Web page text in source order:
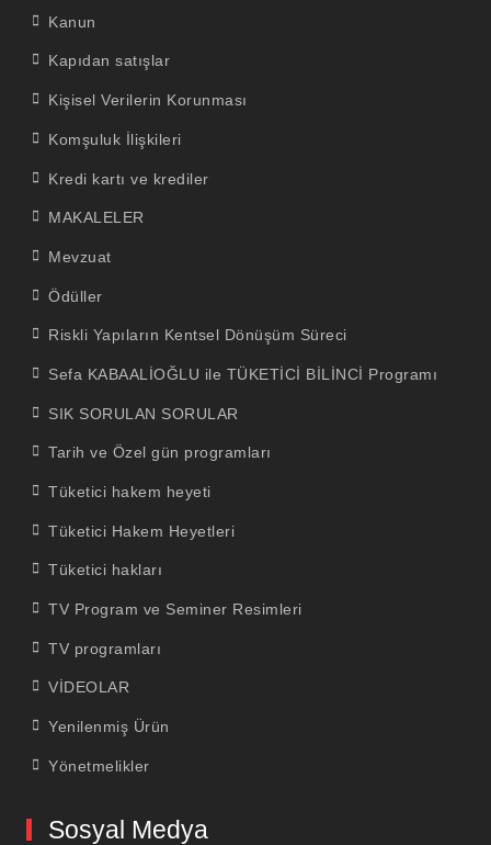
Kanun
Kapıdan satışlar
Kişisel Verilerin Korunması
Komşuluk İlişkileri
Kredi kartı ve krediler
MAKALELER
Mevzuat
Ödüller
Riskli Yapıların Kentsel Dönüşüm Süreci
Sefa KABAALİOĞLU ile TÜKETİCİ BİLİNCİ Programı
SIK SORULAN SORULAR
Tarih ve Özel gün programları
Tüketici hakem heyeti
Tüketici Hakem Heyetleri
Tüketici hakları
TV Program ve Seminer Resimleri
TV programları
VİDEOLAR
Yenilenmiş Ürün
Yönetmelikler
Sosyal Medya